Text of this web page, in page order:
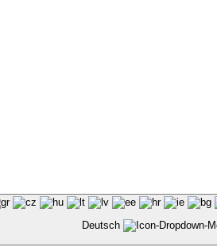
Deutsch